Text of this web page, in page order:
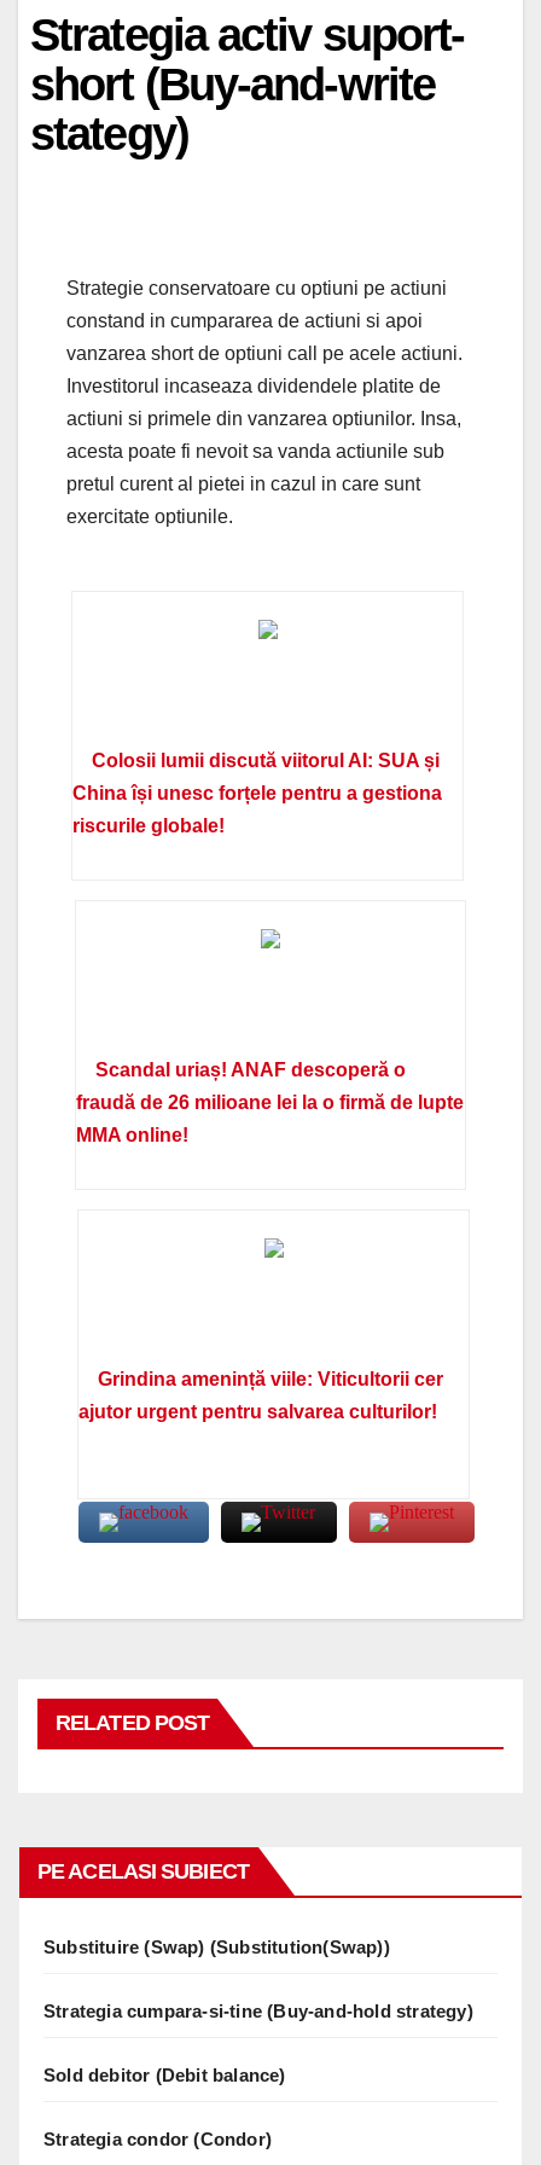
Strategia activ suport-
short (Buy-and-write
stategy)
Strategie conservatoare cu optiuni pe actiuni
constand in cumpararea de actiuni si apoi
vanzarea short de optiuni call pe acele actiuni.
Investitorul incaseaza dividendele platite de
actiuni si primele din vanzarea optiunilor. Insa,
acesta poate fi nevoit sa vanda actiunile sub
pretul curent al pietei in cazul in care sunt
exercitate optiunile.
Colosii lumii discută viitorul AI: SUA și
China își unesc forțele pentru a gestiona
riscurile globale!
Scandal uriaș! ANAF descoperă o
fraudă de 26 milioane lei la o firmă de lupte
MMA online!
Grindina amenință viile: Viticultorii cer
ajutor urgent pentru salvarea culturilor!
RELATED POST
PE ACELASI SUBIECT
Substituire (Swap) (Substitution(Swap))
Strategia cumpara-si-tine (Buy-and-hold strategy)
Sold debitor (Debit balance)
Strategia condor (Condor)